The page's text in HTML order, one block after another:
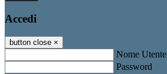
Accedi
button close ×
Nome Utente
Password